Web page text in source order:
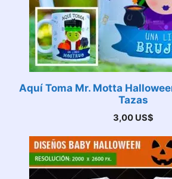
Aquí Toma Mr. Motta
Tazas
3,00 US$